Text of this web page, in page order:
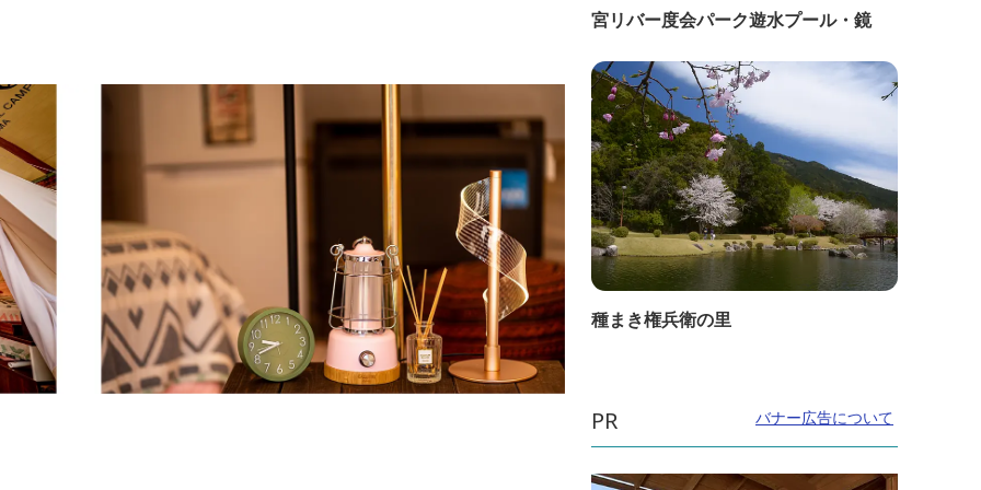
宮リバー度会パーク遊水プール・鏡
種まき権兵衛の里
PR バナー広告について